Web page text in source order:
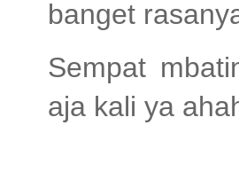
banget
Sempat
aja kali ya